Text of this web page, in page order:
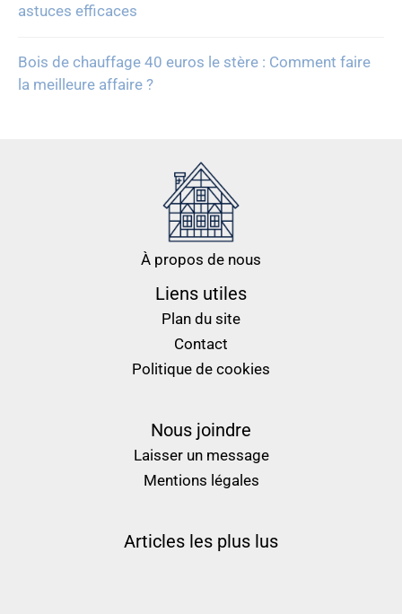
astuces efficaces
Bois de chauffage 40 euros le stère : Comment faire
la meilleure affaire ?
À propos de nous
Liens utiles
Plan du site
Contact
Politique de cookies
Nous joindre
Laisser un message
Mentions légales
Articles les plus lus